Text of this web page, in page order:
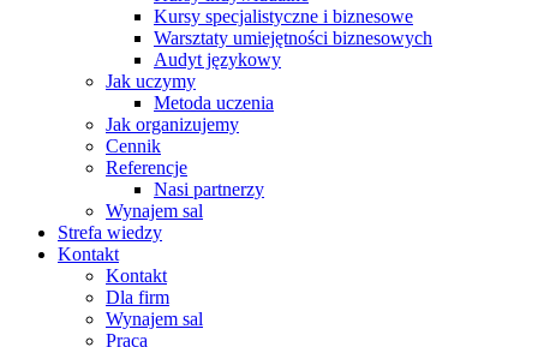
Kursy specjalistyczne i biznesowe
Warsztaty umiejętności biznesowych
Audyt językowy
Jak uczymy
Metoda uczenia
Jak organizujemy
Cennik
Referencje
Nasi partnerzy
Wynajem sal
Strefa wiedzy
Kontakt
Kontakt
Dla firm
Wynajem sal
Praca